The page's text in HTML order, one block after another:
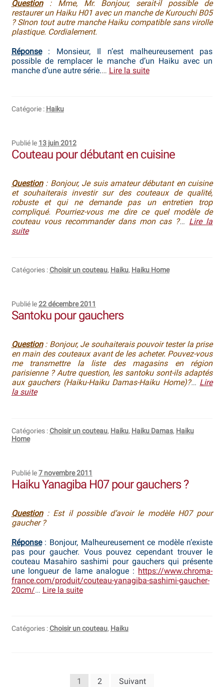
Question
: Mme, Mr. Bonjour, serait-il possible de
restaurer un Haiku H01 avec un manche de Kurouchi B05
? SInon tout autre manche Haiku compatible sans virolle
plastique. Cordialement.
Réponse: Monsieur, Il n’est malheureusement pas
possible de remplacer le manche d’un Haiku avec un
manche d’une autre série.… Lire la suite
Catégorie : Haiku
Publié le 13 juin 2012
Couteau pour débutant en cuisine
Question : Bonjour, Je suis amateur débutant en cuisine
et souhaiterais investir sur des couteaux de qualité,
robuste et qui ne demande pas un entretien trop
compliqué. Pourriez-vous me dire ce quel modèle de
couteau vous recommander dans mon cas ?… Lire la
suite
Catégories :Choisir un couteau, Haiku, Haiku Home
Publié le22 décembre 2011
Santoku pour gauchers
Question : Bonjour, Je souhaiterais pouvoir tester la prise
en main des couteaux avant de les acheter. Pouvez-vous
me transmettre la liste des magasins en région
parisienne ? Autre question, les santoku sont-ils adaptés
aux gauchers (Haiku-Haiku Damas-Haiku Home)?… Lire
la suite
Catégories :Choisir un couteau, Haiku, Haiku Damas, Haiku
Home
Publié le7 novembre 2011
Haiku Yanagiba H07 pour gauchers ?
Question : Est il possible d’avoir le modèle H07 pour
gaucher ?
Réponse: Bonjour, Malheureusement ce modèle n’existe
pas pour gaucher. Vous pouvez cependant trouver le
couteau Masahiro sashimi pour gauchers qui présente
une longueur de lame analogue : https://www.chroma-
france.com/produit/couteau-yanagiba-sashimi-gaucher-
20cm/… Lire la suite
Catégories :Choisir un couteau, Haiku
1 2 Suivant